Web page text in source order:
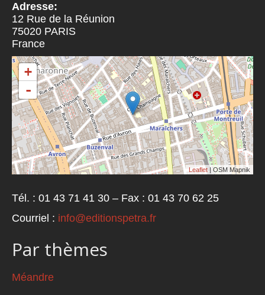
Adresse:
12 Rue de la Réunion
75020 PARIS
France
+
-
Leaflet | OSM Mapnik
Tél. : 01 43 71 41 30 – Fax : 01 43 70 62 25
Courriel : info@editionspetra.fr
Par thèmes
Méandre